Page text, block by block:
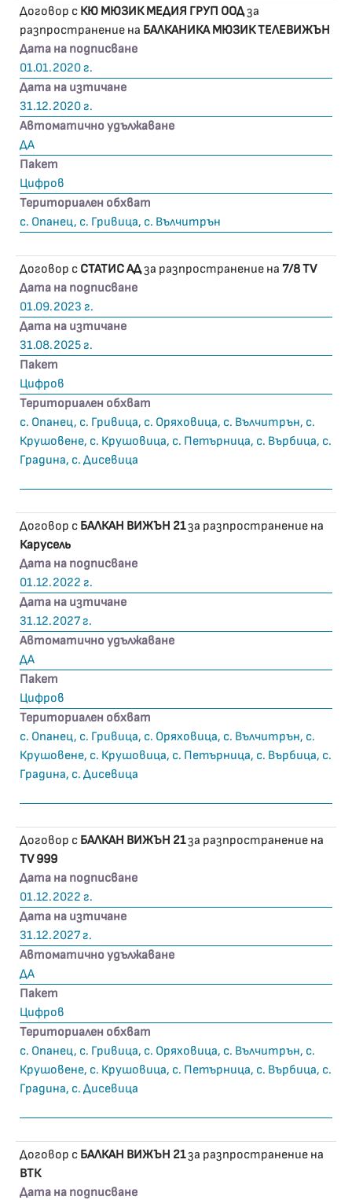
Договор с КЮ МЮЗИК МЕДИЯ ГРУП ООДза
разпространение на БАЛКАНИКА МЮЗИК ТЕЛЕВИЖЪН
Дата на подписване
01.01.2020 г.
Дата на изтичане
31.12.2020 г.
Автоматично удължаване
ДА
Пакет
Цифров
Териториален обхват
с. Опанец, с. Гривица, с. Вълчитрън
Договор с СТАТИС АДза разпространение на 7/8 TV
Дата на подписване
01.09.2023 г.
Дата на изтичане
31.08.2025 г.
Пакет
Цифров
Териториален обхват
с. Опанец, с. Гривица, с. Оряховица, с. Вълчитрън, с.
Крушовене, с. Крушовица, с. Петърница, с. Върбица, с.
Градина, с. Дисевица
Договор с БАЛКАН ВИЖЪН 21за разпространение на
Карусель
Дата на подписване
01.12.2022 г.
Дата на изтичане
31.12.2027 г.
Автоматично удължаване
ДА
Пакет
Цифров
Териториален обхват
с. Опанец, с. Гривица, с. Оряховица, с. Вълчитрън, с.
Крушовене, с. Крушовица, с. Петърница, с. Върбица, с.
Градина, с. Дисевица
Договор с БАЛКАН ВИЖЪН 21за разпространение на
TV 999
Дата на подписване
01.12.2022 г.
Дата на изтичане
31.12.2027 г.
Автоматично удължаване
ДА
Пакет
Цифров
Териториален обхват
с. Опанец, с. Гривица, с. Оряховица, с. Вълчитрън, с.
Крушовене, с. Крушовица, с. Петърница, с. Върбица, с.
Градина, с. Дисевица
Договор с БАЛКАН ВИЖЪН 21за разпространение на
ВТК
Дата на подписване